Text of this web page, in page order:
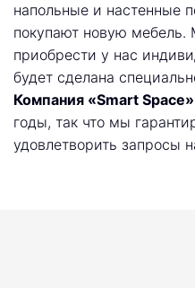
напольные и настенные
покупают новую
приобрести у нас
будет сделана
Компания «Smart Space»
годы, так что мы
удовлетворить запросы